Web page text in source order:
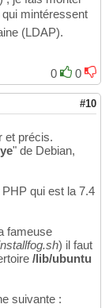
mintéressent
(LDAP).
0
0
#10
et précis.
" de Debian,
qui est la 7.4
fameuse
) il faut
/lib/ubuntu
suivante :